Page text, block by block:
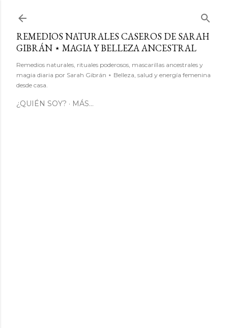
REMEDIOS NATURALES CASEROS DE SARAH
GIBRÁN ⋆ MAGIA Y BELLEZA ANCESTRAL
Remedios naturales, rituales poderosos, mascarillas ancestrales y
magia diaria por Sarah Gibrán ⋆ Belleza, salud y energía femenina
desde casa.
¿QUIÉN SOY? MÁS…